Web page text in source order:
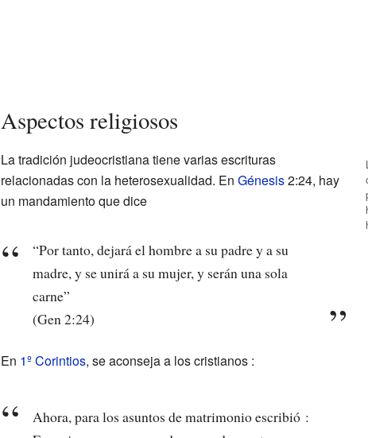
Aspectos religiosos
La tradición judeocristiana tiene varias escrituras
relacionadas con la heterosexualidad. En Génesis2:24, hay
un mandamiento que dice
“Por tanto, dejará el hombre a su padre y a su
madre, y se unirá a su mujer, y serán una sola
carne”
(Gen 2:24)
En 1º Corintios, se aconseja a los cristianos :
Ahora, para los asuntos de matrimonio escribió :